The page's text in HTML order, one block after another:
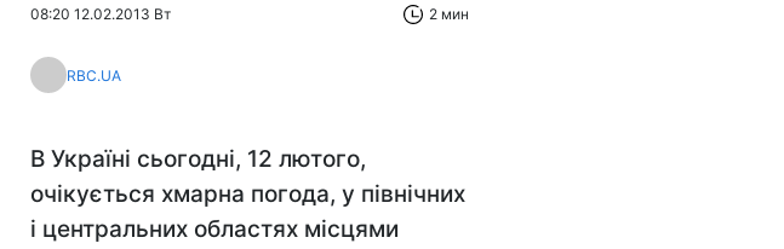
08:20 12.02.2013 Вт 2 мин
RBC.UA
В Україні сьогодні, 12 лютого,
очікується хмарна погода, у північних
і центральних областях місцями